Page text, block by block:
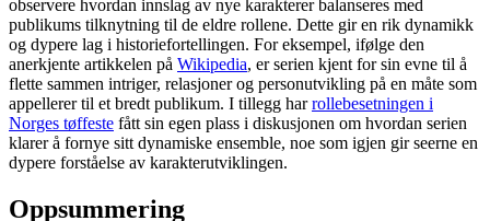
observere hvordan innslag av nye karakterer balanseres med
publikums tilknytning til de eldre rollene. Dette gir en rik dynamikk
og dypere lag i historiefortellingen. For eksempel, ifølge den
anerkjente artikkelen på Wikipedia, er serien kjent for sin evne til å
flette sammen intriger, relasjoner og personutvikling på en måte som
appellerer til et bredt publikum. I tillegg harrollebesetningen i
Norges tøffeste fått sin egen plass i diskusjonen om hvordan serien
klarer å fornye sitt dynamiske ensemble, noe som igjen gir seerne en
dypere forståelse av karakterutviklingen.
Oppsummering